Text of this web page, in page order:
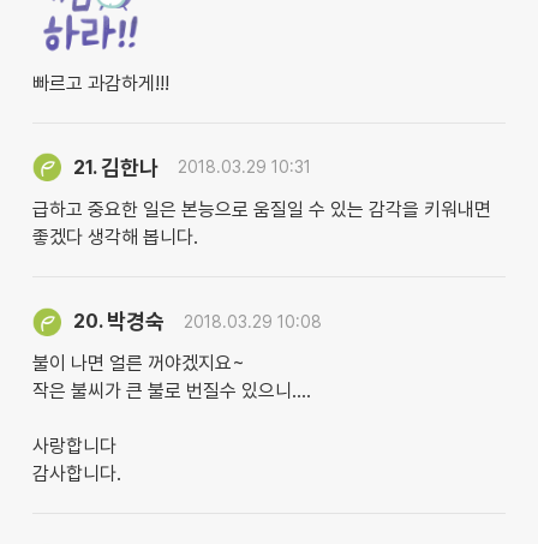
빠르고 과감하게!!!
21.김한나 2018.03.29 10:31
급하고 중요한 일은 본능으로 움질일 수 있는 감각을 키워내면
좋겠다 생각해 봅니다.
20. 박경숙 2018.03.29 10:08
불이 나면 얼른 꺼야겠지요~
작은 불씨가 큰 불로 번질수 있으니....
사랑합니다
감사합니다.